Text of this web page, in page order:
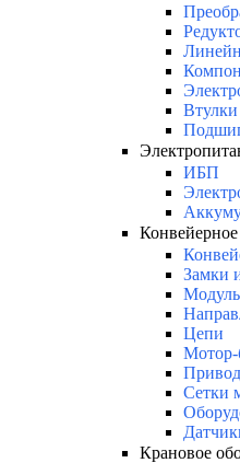
ИБП
Замки
Цепи
Мотор-
Сетки
Крановое